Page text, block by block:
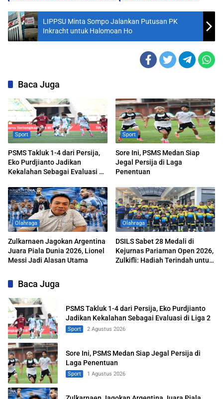
LIPPSU Minta Sompo Jalankan Putusan PK
Inkracht untuk Halomoan Ho
Baca Juga
Sport
PSMS Takluk 1-4 dari Persija,
Eko Purdjianto Jadikan
Kekalahan Sebagai Evaluasi di
Sport
Sore Ini, PSMS Medan Siap
Jegal Persija di Laga
Penentuan
Olahraga
Zulkarnaen Jagokan Argentina
Juara Piala Dunia 2026, Lionel
Messi Jadi Alasan Utama
Olahraga
DSILS Sabet 28 Medali di
Kejurnas Pariaman Open 2026,
Zulkifli: Hadiah Terindah untuk
Baca Juga
PSMS Takluk 1-4 dari Persija, Eko Purdjianto
Jadikan Kekalahan Sebagai Evaluasi di Liga 2
Sport 2 Agustus 2026
Sore Ini, PSMS Medan Siap Jegal Persija di
Laga Penentuan
Sport 1 Agustus 2026